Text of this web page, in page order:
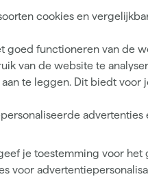
cookies en
goed functioneren van de
van de website te
te leggen. Dit biedt voor
advertenties
je toestemming voor het
voor
Heren
58